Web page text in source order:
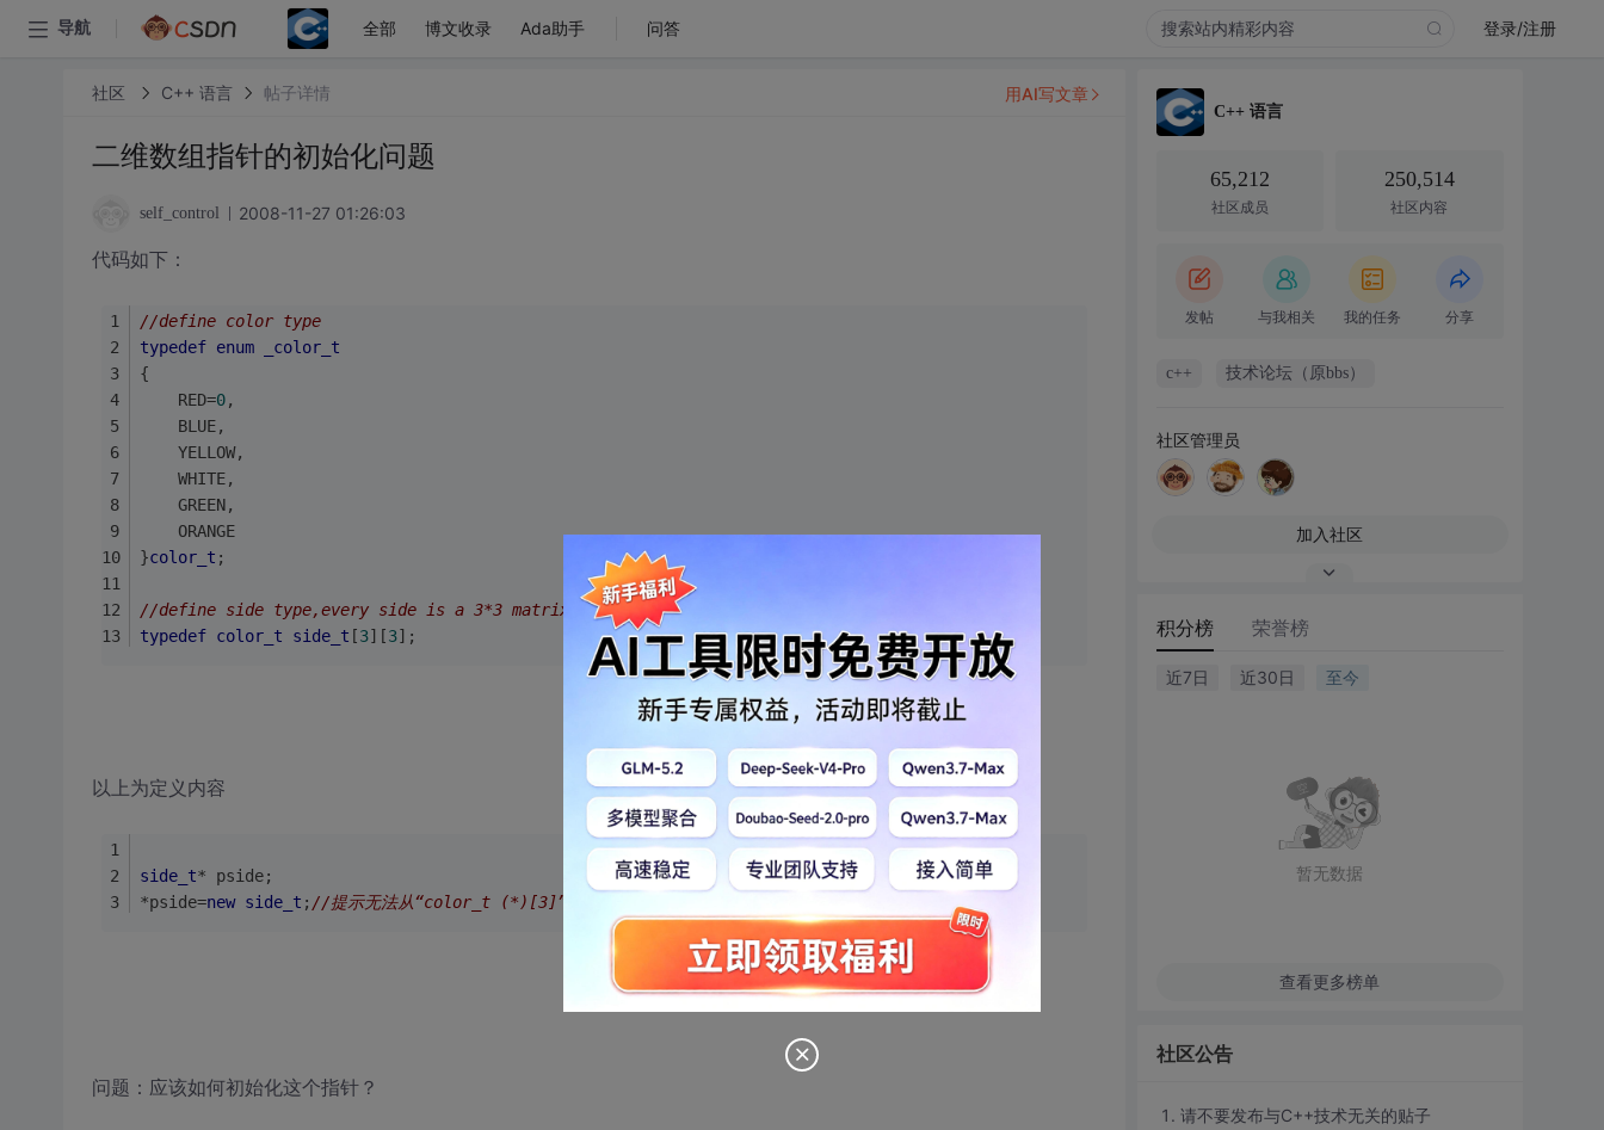
导航 全部 博文收录 Ada助手 问答 登录/注册
社区 C++ 语言 帖子详情
二维数组指针的初始化问题
self_control 2008-11-27 01:26:03
代码如下：
//define color type
typedef enum
_color_t
{
	RED=
0,
	BLUE,
	YELLOW,
	WHITE,
	GREEN,
	ORANGE
}color_t ;
//define side type,every side is a 3*3 matrix of color_t
typedef color_t side_t [3][3];
以上为定义内容
side_t* pside;
*pside=new side_t ; //提示无法从“color_t (*)[3]”转换为“color_t [3][3]”
问题：应该如何初始化这个指针？
用AI写文章
C++ 语言
65,212
社区成员
250,514
社区内容
发帖 与我相关 我的任务 分享
c++ 技术论坛（原bbs）
社区管理员
加入社区
积分榜 荣誉榜
近7日 近30日 至今
暂无数据
查看更多榜单
社区公告
请不要发布与C++技术无关的贴子